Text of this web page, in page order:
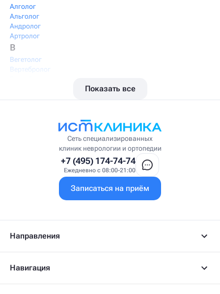
Алголог
Альголог
Андролог
Артролог
В
Вегетолог
Вертебролог
Висцеральный массажист
Врач интегративной медицины
Врач первичного приёма
Гастроэнтеролог-гепатолог
Гериатр
Гинеколог
Гирудолог
Показать все
Сеть специализированных
клиник неврологии и ортопедии
+7 (495) 174-74-74
Ежедневно с 08:00-21:00
Записаться на приём
Направления
Навигация